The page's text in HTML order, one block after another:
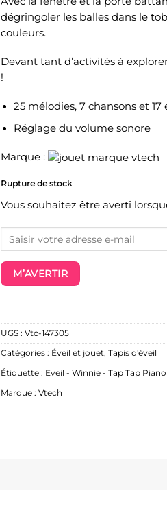
dégringoler les balles dans le
couleurs.
Devant tant d’activités à
!
25 mélodies, 7 chansons et 17
Réglage du volume sonore
Marque :
Rupture de stock
Vous souhaitez être averti
M’AVERTIR
UGS : Vtc-147305
Catégories : Éveil et jouet, Tapis d'éveil
Étiquette : Eveil - Winnie - Tap Tap
Marque : Vtech